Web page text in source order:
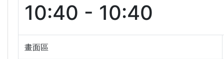
10:40 - 10:40
畫面區